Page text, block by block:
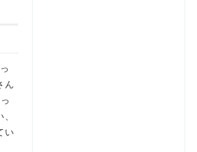
ん
い